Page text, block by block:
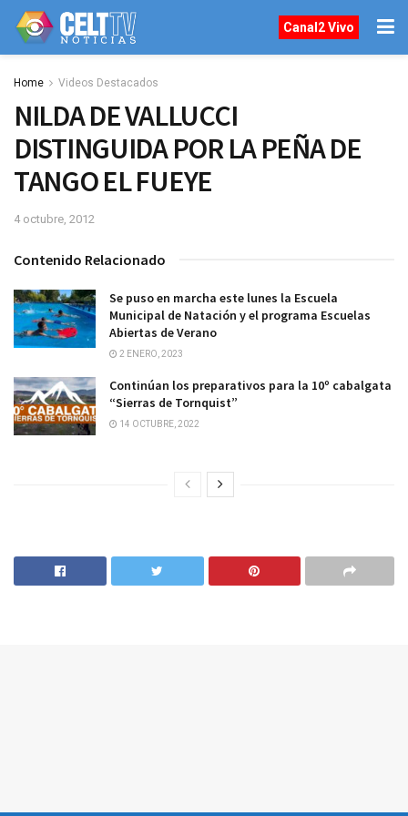
Canal2 Vivo
Home Videos Destacados
NILDA DE VALLUCCI
DISTINGUIDA POR LA PEÑA DE
TANGO EL FUEYE
4 octubre, 2012
Contenido Relacionado
Se puso en marcha este lunes la Escuela
Municipal de Natación y el programa Escuelas
Abiertas de Verano
2 ENERO, 2023
Continúan los preparativos para la 10º cabalgata
“Sierras de Tornquist”
14 OCTUBRE, 2022